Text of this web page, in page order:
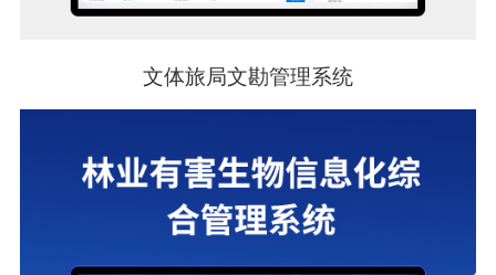
文体旅局文勘管理系统